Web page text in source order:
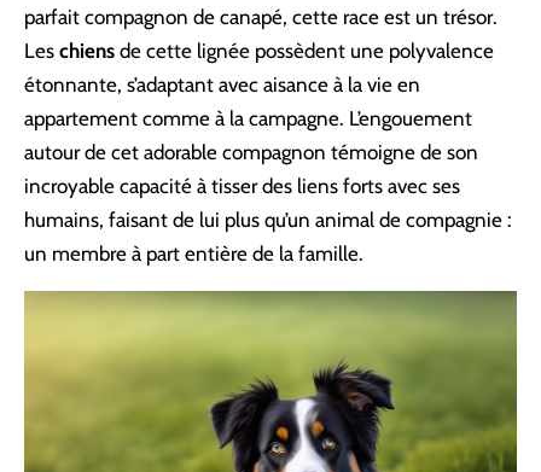
parfait compagnon de canapé, cette race est un trésor.
Les chiens de cette lignée possèdent une polyvalence
étonnante, s’adaptant avec aisance à la vie en
appartement comme à la campagne. L’engouement
autour de cet adorable compagnon témoigne de son
incroyable capacité à tisser des liens forts avec ses
humains, faisant de lui plus qu’un animal de compagnie :
un membre à part entière de la famille.